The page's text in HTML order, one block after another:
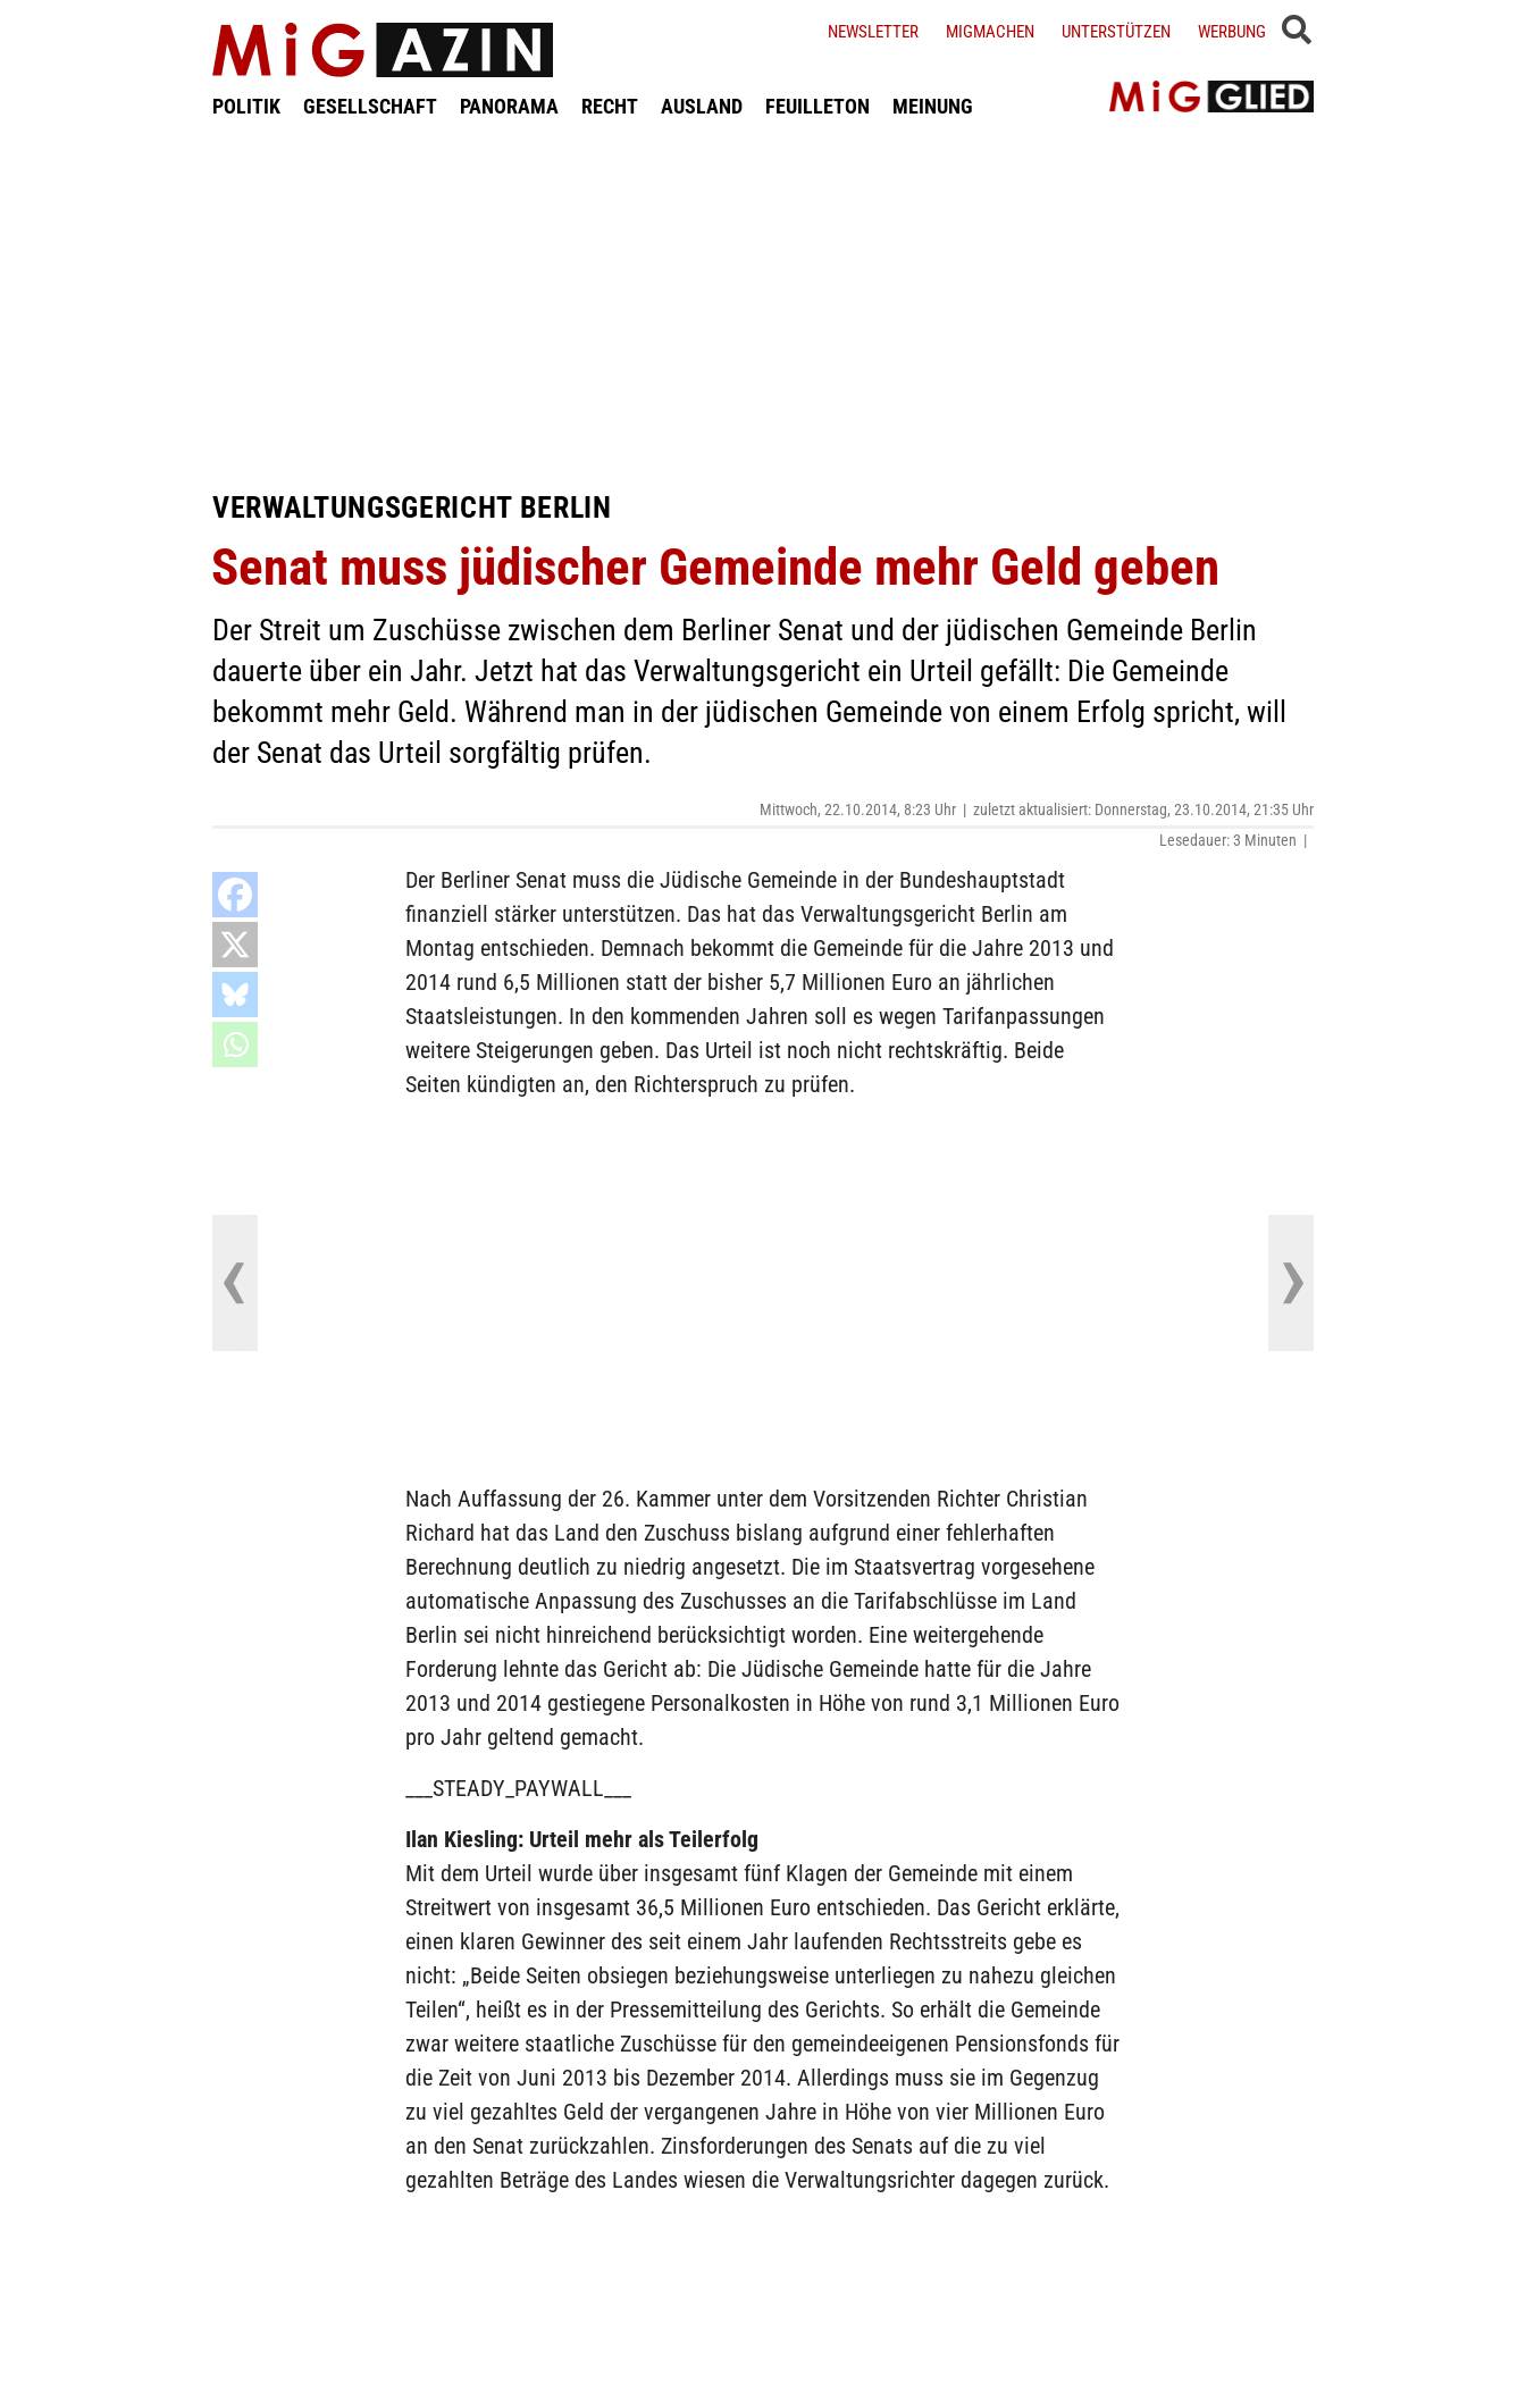
POLITIK GESELLSCHAFT PANORAMA RECHT AUSLAND FEUILLETON MEINUNG
NEWSLETTER MIGMACHEN UNTERSTÜTZEN WERBUNG
VERWALTUNGSGERICHT BERLIN
Senat muss jüdischer Gemeinde mehr Geld geben
Der Streit um Zuschüsse zwischen dem Berliner Senat und der jüdischen Gemeinde Berlin
dauerte über ein Jahr. Jetzt hat das Verwaltungsgericht ein Urteil gefällt: Die Gemeinde
bekommt mehr Geld. Während man in der jüdischen Gemeinde von einem Erfolg spricht, will
der Senat das Urteil sorgfältig prüfen.
Mittwoch, 22.10.2014, 8:23 Uhr | zuletzt aktualisiert: Donnerstag, 23.10.2014, 21:35 Uhr
Lesedauer: 3 Minuten |
Der Berliner Senat muss die Jüdische Gemeinde in der Bundeshauptstadt
finanziell stärker unterstützen. Das hat das Verwaltungsgericht Berlin am
Montag entschieden. Demnach bekommt die Gemeinde für die Jahre 2013 und
2014 rund 6,5 Millionen statt der bisher 5,7 Millionen Euro an jährlichen
Staatsleistungen. In den kommenden Jahren soll es wegen Tarifanpassungen
weitere Steigerungen geben. Das Urteil ist noch nicht rechtskräftig. Beide
Seiten kündigten an, den Richterspruch zu prüfen.
Nach Auffassung der 26. Kammer unter dem Vorsitzenden Richter Christian
Richard hat das Land den Zuschuss bislang aufgrund einer fehlerhaften
Berechnung deutlich zu niedrig angesetzt. Die im Staatsvertrag vorgesehene
automatische Anpassung des Zuschusses an die Tarifabschlüsse im Land
Berlin sei nicht hinreichend berücksichtigt worden. Eine weitergehende
Forderung lehnte das Gericht ab: Die Jüdische Gemeinde hatte für die Jahre
2013 und 2014 gestiegene Personalkosten in Höhe von rund 3,1 Millionen Euro
pro Jahr geltend gemacht.
___STEADY_PAYWALL___
Ilan Kiesling: Urteil mehr als Teilerfolg
Mit dem Urteil wurde über insgesamt fünf Klagen der Gemeinde mit einem
Streitwert von insgesamt 36,5 Millionen Euro entschieden. Das Gericht erklärte,
einen klaren Gewinner des seit einem Jahr laufenden Rechtsstreits gebe es
nicht: „Beide Seiten obsiegen beziehungsweise unterliegen zu nahezu gleichen
Teilen“, heißt es in der Pressemitteilung des Gerichts. So erhält die Gemeinde
zwar weitere staatliche Zuschüsse für den gemeindeeigenen Pensionsfonds für
die Zeit von Juni 2013 bis Dezember 2014. Allerdings muss sie im Gegenzug
zu viel gezahltes Geld der vergangenen Jahre in Höhe von vier Millionen Euro
an den Senat zurückzahlen. Zinsforderungen des Senats auf die zu viel
gezahlten Beträge des Landes wiesen die Verwaltungsrichter dagegen zurück.